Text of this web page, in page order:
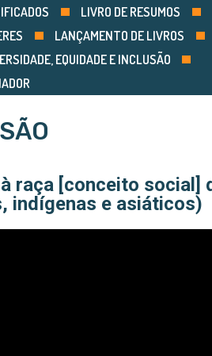
LIVRO DE RESUMOS
LANÇAMENTO DE LIVROS
EQUIDADE E INCLUSÃO
raça [conceito social]
indígenas e asiáticos)